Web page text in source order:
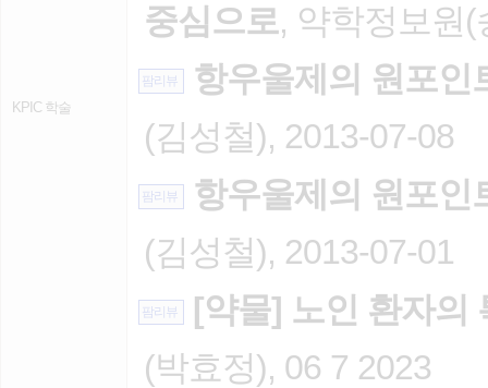
KPIC 학술
중심으로, 약학정보원
팜리뷰
항우울제의 원포인
(김성철), 2013-07-08
팜리뷰
항우울제의 원포인
(김성철), 2013-07-01
팜리뷰
[약물] 노인 환자의
(박효정), 06 7 2023